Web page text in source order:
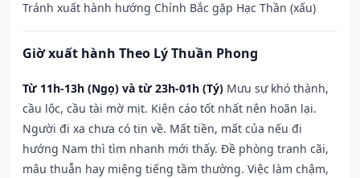
Tránh xuất hành hướng Chính Bắc gặp Hạc Thần (xấu)
Giờ xuất hành Theo Lý Thuần Phong
Từ 11h-13h (Ngọ) và từ 23h-01h (Tý) Mưu sự khó thành,
cầu lộc, cầu tài mờ mịt. Kiện cáo tốt nhất nên hoãn lại.
Người đi xa chưa có tin về. Mất tiền, mất của nếu đi
hướng Nam thì tìm nhanh mới thấy. Đề phòng tranh cãi,
mâu thuẫn hay miệng tiếng tầm thường. Việc làm chậm,